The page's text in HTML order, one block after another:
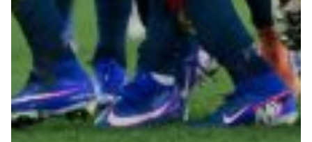
Gift Card Online Store
Fortissimo batte il mio cuor